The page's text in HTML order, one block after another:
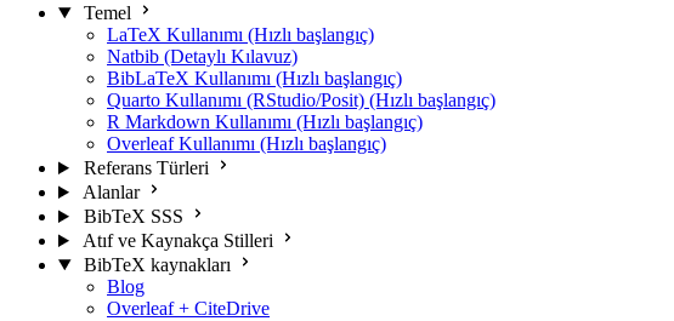
Temel
LaTeX Kullanımı (Hızlı başlangıç)
Natbib (Detaylı Kılavuz)
BibLaTeX Kullanımı (Hızlı başlangıç)
Quarto Kullanımı (RStudio/Posit) (Hızlı başlangıç)
R Markdown Kullanımı (Hızlı başlangıç)
Overleaf Kullanımı (Hızlı başlangıç)
Referans Türleri
Alanlar
BibTeX SSS
Atıf ve Kaynakça Stilleri
BibTeX kaynakları
Blog
Overleaf + CiteDrive